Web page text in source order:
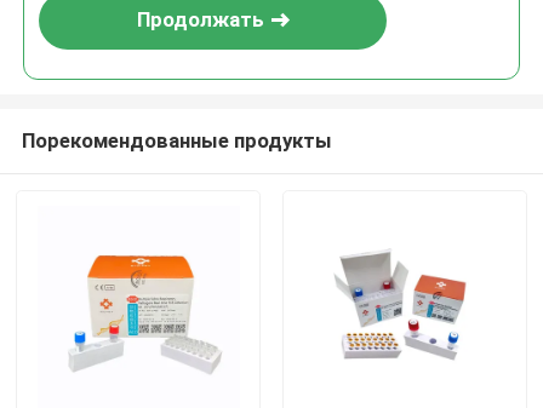
Продолжать
Порекомендованные продукты